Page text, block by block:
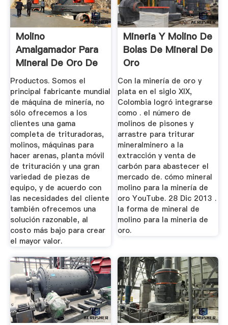
Molino
Amalgamador Para
Mineral De Oro De
Peru
Productos. Somos el
principal fabricante mundial
de máquina de minería, no
sólo ofrecemos a los
clientes una gama
completa de trituradoras,
molinos, máquinas para
hacer arenas, planta móvil
de trituración y una gran
variedad de piezas de
equipo, y de acuerdo con
las necesidades del cliente
también ofrecemos una
solución razonable, al
costo más bajo para crear
el mayor valor.
Mineria Y Molino De
Bolas De Mineral De
Oro
Con la minería de oro y
plata en el siglo XIX,
Colombia logró integrarse
como . el número de
molinos de pisones y
arrastre para triturar
mineralminero a la
extracción y venta de
carbón para abastecer el
mercado de. cómo mineral
molino para la minería de
oro YouTube. 28 Dic 2013 .
la forma de mineral de
molino para la mineria de
oro.